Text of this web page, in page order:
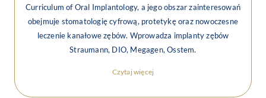
Curriculum of Oral Implantology, a jego obszar zainteresowań
obejmuje stomatologię cyfrową, protetykę oraz nowoczesne
leczenie kanałowe zębów. Wprowadza implanty zębów
Straumann, DIO, Megagen, Osstem.
Czytaj więcej